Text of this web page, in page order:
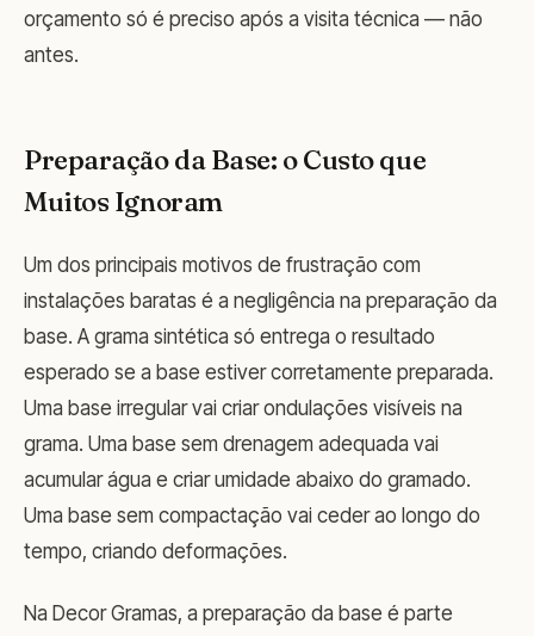
orçamento só é preciso após a visita técnica — não
antes.
Preparação da Base: o Custo que
Muitos Ignoram
Um dos principais motivos de frustração com
instalações baratas é a negligência na preparação da
base. A grama sintética só entrega o resultado
esperado se a base estiver corretamente preparada.
Uma base irregular vai criar ondulações visíveis na
grama. Uma base sem drenagem adequada vai
acumular água e criar umidade abaixo do gramado.
Uma base sem compactação vai ceder ao longo do
tempo, criando deformações.
Na Decor Gramas, a preparação da base é parte